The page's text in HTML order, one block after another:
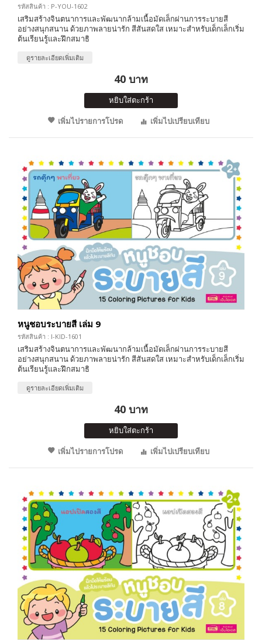
รหัสสินค้า : P-YOU-1602
เสริมสร้างจินตนาการและพัฒนากล้ามเนื้อมัดเล็กผ่านการระบายสี
อย่างสนุกสนาน ด้วยภาพลายน่ารัก สีสันสดใส เหมาะสำหรับเด็กเล็กเริ่ม
ต้นเรียนรู้และฝึกสมาธิ
ดูรายละเอียดเพิ่มเติม
40 บาท
หยิบใส่ตะกร้า
เพิ่มไปรายการโปรด
เพิ่มไปเปรียบเทียบ
หนูชอบระบายสี เล่ม 9
รหัสสินค้า : I-KID-1601
เสริมสร้างจินตนาการและพัฒนากล้ามเนื้อมัดเล็กผ่านการระบายสี
อย่างสนุกสนาน ด้วยภาพลายน่ารัก สีสันสดใส เหมาะสำหรับเด็กเล็กเริ่ม
ต้นเรียนรู้และฝึกสมาธิ
ดูรายละเอียดเพิ่มเติม
40 บาท
หยิบใส่ตะกร้า
เพิ่มไปรายการโปรด
เพิ่มไปเปรียบเทียบ